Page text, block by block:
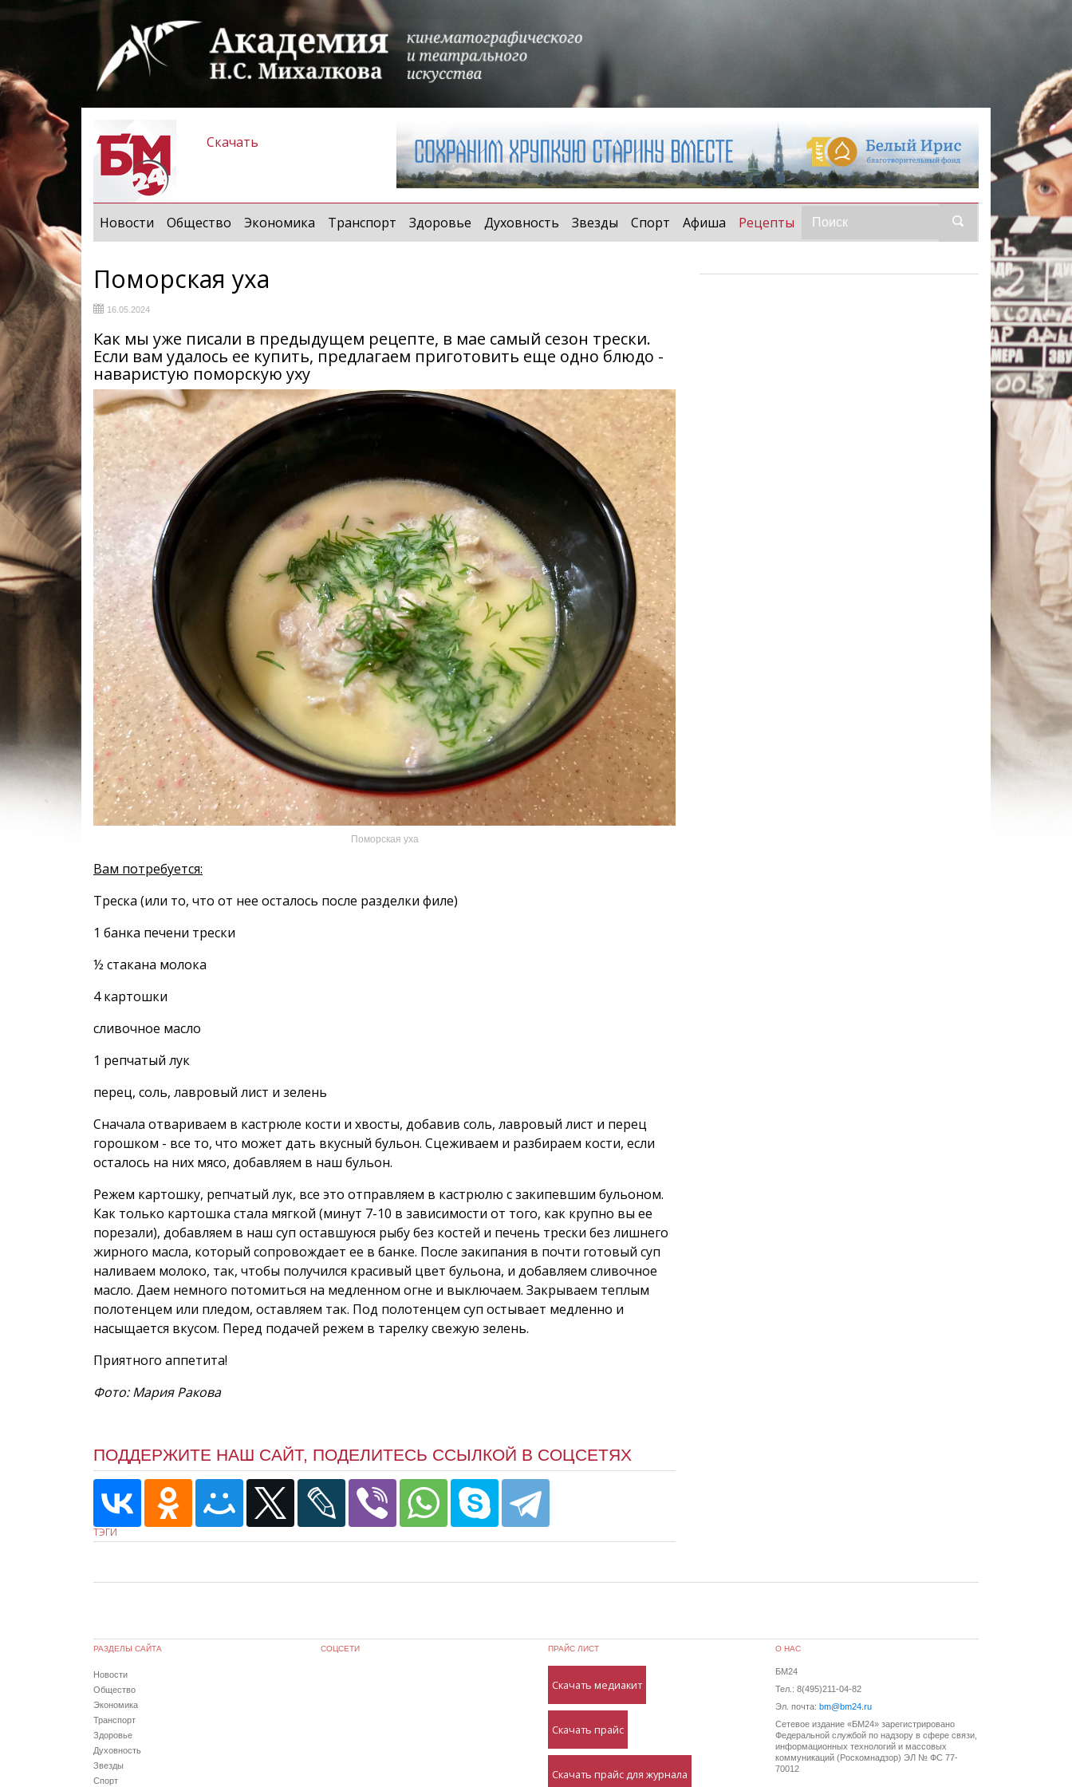
Скачать
Новости Общество Экономика Транспорт Здоровье Духовность Звезды Спорт Афиша Рецепты (current)
Поморская уха
16.05.2024
Как мы уже писали в предыдущем рецепте, в мае самый сезон трески.
Если вам удалось ее купить, предлагаем приготовить еще одно блюдо -
наваристую поморскую уху
Поморская уха
Вам потребуется:
Треска (или то, что от нее осталось после разделки филе)
1 банка печени трески
½ стакана молока
4 картошки
сливочное масло
1 репчатый лук
перец, соль, лавровый лист и зелень
Сначала отвариваем в кастрюле кости и хвосты, добавив соль, лавровый лист и перец
горошком - все то, что может дать вкусный бульон. Сцеживаем и разбираем кости, если
осталось на них мясо, добавляем в наш бульон.
Режем картошку, репчатый лук, все это отправляем в кастрюлю с закипевшим бульоном.
Как только картошка стала мягкой (минут 7-10 в зависимости от того, как крупно вы ее
порезали), добавляем в наш суп оставшуюся рыбу без костей и печень трески без лишнего
жирного масла, который сопровождает ее в банке. После закипания в почти готовый суп
наливаем молоко, так, чтобы получился красивый цвет бульона, и добавляем сливочное
масло. Даем немного потомиться на медленном огне и выключаем. Закрываем теплым
полотенцем или пледом, оставляем так. Под полотенцем суп остывает медленно и
насыщается вкусом. Перед подачей режем в тарелку свежую зелень.
Приятного аппетита!
Фото: Мария Ракова
ПОДДЕРЖИТЕ НАШ САЙТ, ПОДЕЛИТЕСЬ ССЫЛКОЙ В СОЦСЕТЯХ
ТЭГИ
РАЗДЕЛЫ САЙТА
Новости
Общество
Экономика
Транспорт
Здоровье
Духовность
Звезды
Спорт
СОЦСЕТИ ПРАЙС ЛИСТ
Скачать медиакит
Скачать прайс
Скачать прайс для журнала
О НАС
БМ24
Тел.: 8(495)211-04-82
Эл. почта: bm@bm24.ru
Сетевое издание «БМ24» зарегистрировано
Федеральной службой по надзору в сфере связи,
информационных технологий и массовых
коммуникаций (Роскомнадзор) ЭЛ № ФС 77-
70012